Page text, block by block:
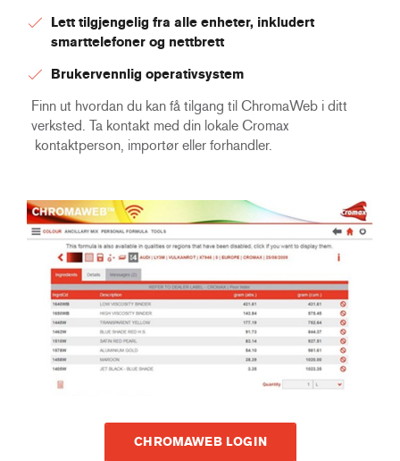
Lett tilgjengelig fra alle enheter, inkludert
smarttelefoner og nettbrett
Brukervennlig operativsystem
Finn ut hvordan du kan få tilgang til ChromaWeb i ditt
verksted. Ta kontakt med din lokale Cromax
kontaktperson, importør eller forhandler.
CHROMAWEB LOGIN